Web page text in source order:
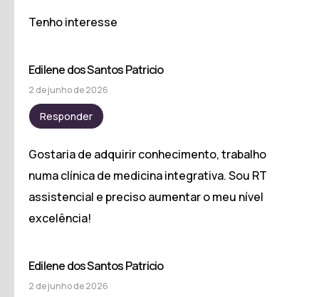
Tenho interesse
Edilene dos Santos Patricio
2 de junho de 2026
Responder
Gostaria de adquirir conhecimento, trabalho
numa clínica de medicina integrativa. Sou RT
assistencial e preciso aumentar o meu nível
excelência!
Edilene dos Santos Patricio
2 de junho de 2026